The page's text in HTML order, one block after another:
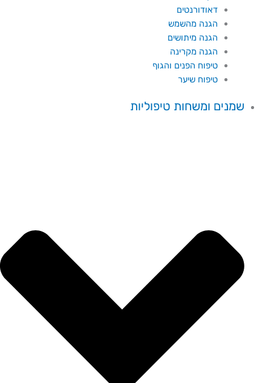
דאודורנטים
הגנה מהשמש
הגנה מיתושים
הגנה מקרינה
טיפוח הפנים והגוף
טיפוח שיער
שמנים ומשחות טיפוליות